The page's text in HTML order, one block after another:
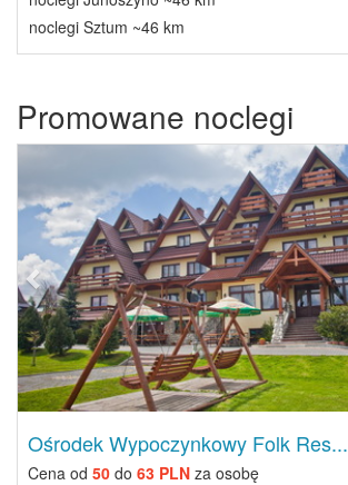
noclegi Sztum ~46 km
Promowane noclegi
Ośrodek Wypoczynkowy Folk Res...
Cena od 50 do 63 PLN za osobę